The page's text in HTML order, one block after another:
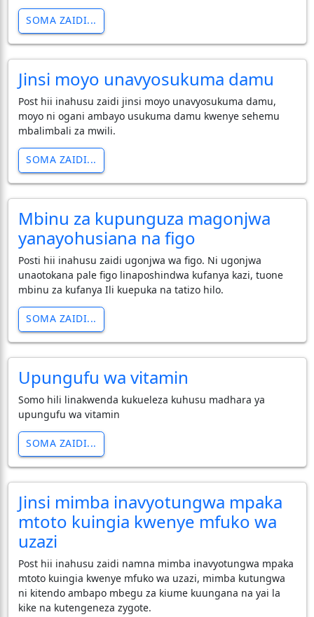
SOMA ZAIDI...
Jinsi moyo unavyosukuma damu
Post hii inahusu zaidi jinsi moyo unavyosukuma damu,
moyo ni ogani ambayo usukuma damu kwenye sehemu
mbalimbali za mwili.
SOMA ZAIDI...
Mbinu za kupunguza magonjwa
yanayohusiana na figo
Posti hii inahusu zaidi ugonjwa wa figo. Ni ugonjwa
unaotokana pale figo linaposhindwa kufanya kazi, tuone
mbinu za kufanya Ili kuepuka na tatizo hilo.
SOMA ZAIDI...
Upungufu wa vitamin
Somo hili linakwenda kukueleza kuhusu madhara ya
upungufu wa vitamin
SOMA ZAIDI...
Jinsi mimba inavyotungwa mpaka
mtoto kuingia kwenye mfuko wa
uzazi
Post hii inahusu zaidi namna mimba inavyotungwa mpaka
mtoto kuingia kwenye mfuko wa uzazi, mimba kutungwa
ni kitendo ambapo mbegu za kiume kuungana na yai la
kike na kutengeneza zygote.